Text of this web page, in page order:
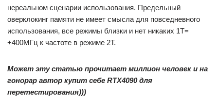
нереальном сценарии использования. Предельный
оверклокинг памяти не имеет смысла для повседневного
использования, все режимы близки и нет никаких 1Т=
+400МГц к частоте в режиме 2Т.
Может эту статью прочитает миллион человек и на
гонорар автор купит себе RTX4090 для
перетестирования)))